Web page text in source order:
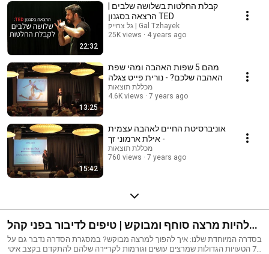
22:32
קבלת החלטות בשלושה שלבים |
הרצאה בסגנון TED
גל צחייק | Gal Tzhayek
25K views
4 years ago
13:25
מהם 5 שפות האהבה ומהי שפת
האהבה שלכם? - נורית פייט צגלה
מכללת תוצאות
4.6K views
7 years ago
15:42
אוניברסיטת החיים לאהבה עצמית
- אילת ארמוני זך
מכללת תוצאות
760 views
7 years ago
להיות מרצה סוחף ומבוקש | טיפים לדיבור בפני קהל
ובניית הרצאה
בסדרה המיוחדת שלנו: איך להפוך למרצה מבוקש? במסגרת הסדרה נדבר גם על
7 הטעויות הגדולות שמרצים עושים וגורמות לקריירה שלהם להתקדם בקצב איטי